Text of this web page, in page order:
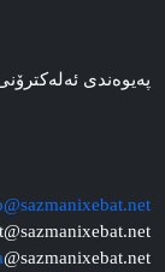
په‌یوه‌ندی
@sazmanixebat.net